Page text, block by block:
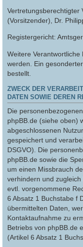
Vertretungsberechtigter
(Vorsitzender), Dr.
Registergericht:
Weitere
werden. Ein
bestellt.
ZWECK DER
DATEN SOWIE DEREN
Die
phpBB.de (siehe oben)
abgeschlossenen
gespeichert und
DSGVO). Die
phpBB.de sowie die
um einen Missbrauch
verhindern und
evtl. vorgenommene
6 Absatz 1 Buchstabe f
übermittelten Daten,
Kontaktaufnahme zu
Betriebs von phpBB.de
(Artikel 6 Absatz 1